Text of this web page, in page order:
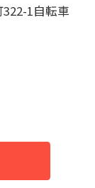
1自転車